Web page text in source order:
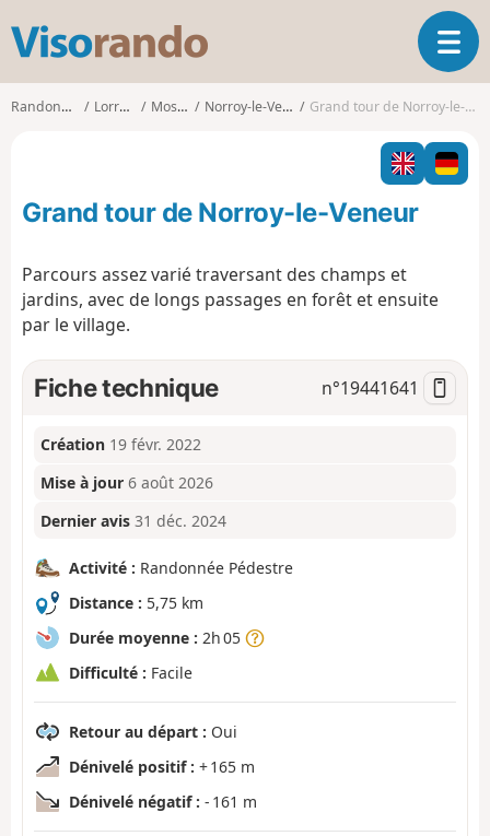
s
o
o
O
u
v
i
r
l
t
Randonnées Lorraine Moselle Norroy-le-Veneur Grand tour de Norroy-le-Veneur
Grand tour de Norroy-le-Veneur
Parcours assez varié traversant des champs et
jardins, avec de longs passages en forêt et ensuite
par le village.
Fiche technique n°19441641
Création 19 févr. 2022
Mise à jour 6 août 2026
Dernier avis 31 déc. 2024
Activité : Randonnée Pédestre
Distance : 5,75 km
Durée moyenne : 2h 05
Difficulté : Facile
Retour au départ : Oui
Dénivelé positif : + 165 m
Dénivelé négatif : - 161 m